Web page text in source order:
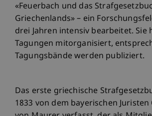
«Feuerbach und das
Griechenlands» – ein
drei Jahren intensiv bearbeitet. Sie
Tagungen mitorganisiert,
Tagungsbände werden publiziert.
Das erste griechische
1833 von dem bayerischen